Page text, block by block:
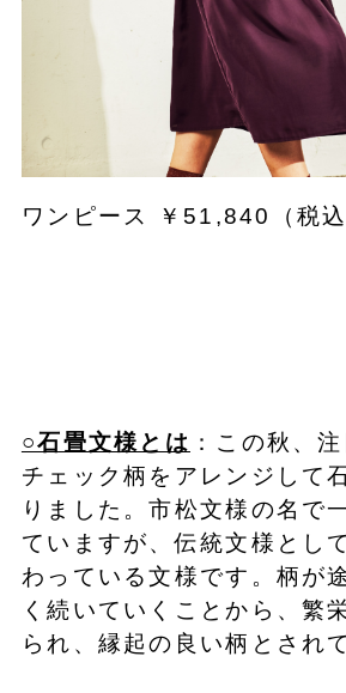
ワンピース ￥51,840（税込
○石畳文様とは ：この秋、
チェック柄をアレンジして
りました。市松文様の名で
ていますが、伝統文様とし
わっている文様です。柄が
く続いていくことから、繁
られ、縁起の良い柄とされ